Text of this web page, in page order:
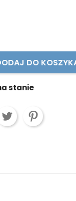
DO
stanie